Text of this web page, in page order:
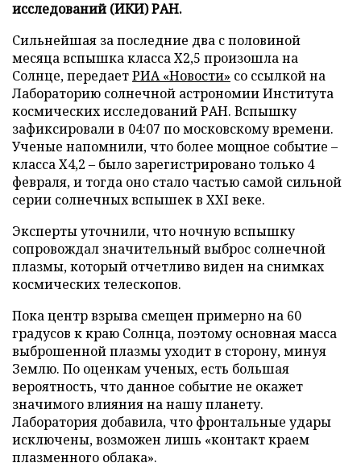
исследований (ИКИ) РАН.
Сильнейшая за последние два с половиной
месяца вспышка класса X2,5 произошла на
Солнце, передаетРИА «Новости» со ссылкой на
Лабораторию солнечной астрономии Института
космических исследований РАН. Вспышку
зафиксировали в 04:07 по московскому времени.
Ученые напомнили, что более мощное событие –
класса X4,2 – было зарегистрировано только 4
февраля, и тогда оно стало частью самой сильной
серии солнечных вспышек в XXI веке.
Эксперты уточнили, что ночную вспышку
сопровождал значительный выброс солнечной
плазмы, который отчетливо виден на снимках
космических телескопов.
Пока центр взрыва смещен примерно на 60
градусов к краю Солнца, поэтому основная масса
выброшенной плазмы уходит в сторону, минуя
Землю. По оценкам ученых, есть большая
вероятность, что данное событие не окажет
значимого влияния на нашу планету.
Лаборатория добавила, что фронтальные удары
исключены, возможен лишь «контакт краем
плазменного облака».